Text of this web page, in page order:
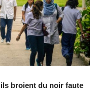
broient du noir faute